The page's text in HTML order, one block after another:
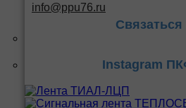
info@ppu76.ru
Instagram